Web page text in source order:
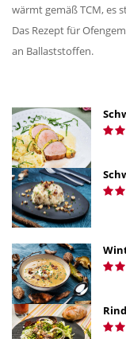
wärmt gemäß TCM, es
Das Rezept für
an Ballaststoffen.